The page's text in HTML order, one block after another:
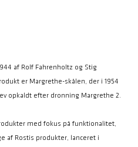
af Rolf Fahrenholtz og Stig
er Margrethe-skålen, der i 1954
opkaldt efter dronning Margrethe 2.
med fokus på funktionalitet,
af Rostis produkter, lanceret i